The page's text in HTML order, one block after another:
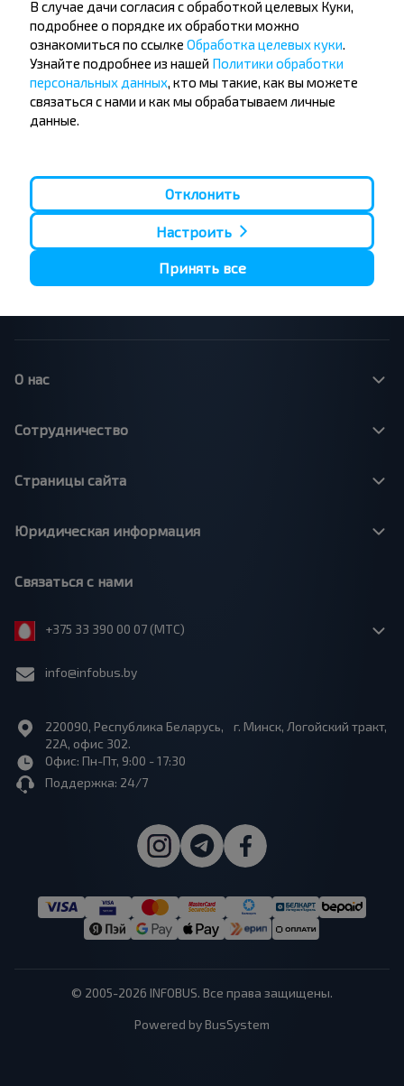
Популярные автобусные
направления
Орша - Могилёв
Минск - Несвиж
Минск - Могилёв
Минск - Пинск
Минск - Бобруйск
Минск - Барановичи
Гомель - Минск
Брест - Тересполь
Санкт-Петербург - Минск
Вильнюс - Минск
Москва - Брест
Минск - Варшава
Москва - Барановичи
Брест - Люблин
Брест - Варшава
О нас
Сотрудничество
Страницы сайта
Юридическая информация
Связаться с нами
+375 33 390 00 07 (МТС)
info@infobus.by
220090, Республика Беларусь, г. Минск, Логойский тракт,
22А, офис 302.
Офис: Пн-Пт, 9:00 - 17:30
Поддержка: 24/7
© 2005-2026 INFOBUS. Все права защищены.
Powered by BusSystem
В случае дачи согласия с обработкой целевых Куки,
подробнее о порядке их обработки можно
ознакомиться по ссылке Обработка целевых куки.
Узнайте подробнее из нашей Политики обработки
персональных данных, кто мы такие, как вы можете
связаться с нами и как мы обрабатываем личные
данные.
Отклонить
Настроить
Принять все